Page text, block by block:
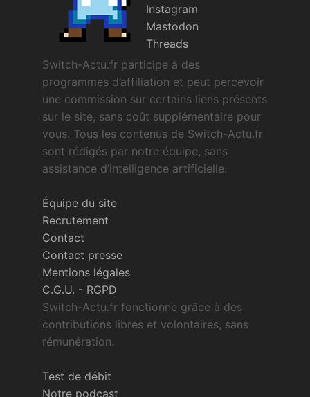
Instagram
Mastodon
Threads
Switch-Actu.fr participe à des
programmes d’affiliation et peut percevoir
une commission sur certains liens présents
sur le site, sans coût supplémentaire pour
vous. Tous les contenus de Switch-Actu.fr
sont rédigés par notre équipe, sans
assistance d’intelligence artificielle.
Équipe du site
Recrutement
Contact
Contact presse
Mentions légales
C.G.U. - RGPD
Switch-Actu.fr fonctionne grâce à des
contributions libres et volontaires, sans
rémunération.
Test de débit
Notre podcast